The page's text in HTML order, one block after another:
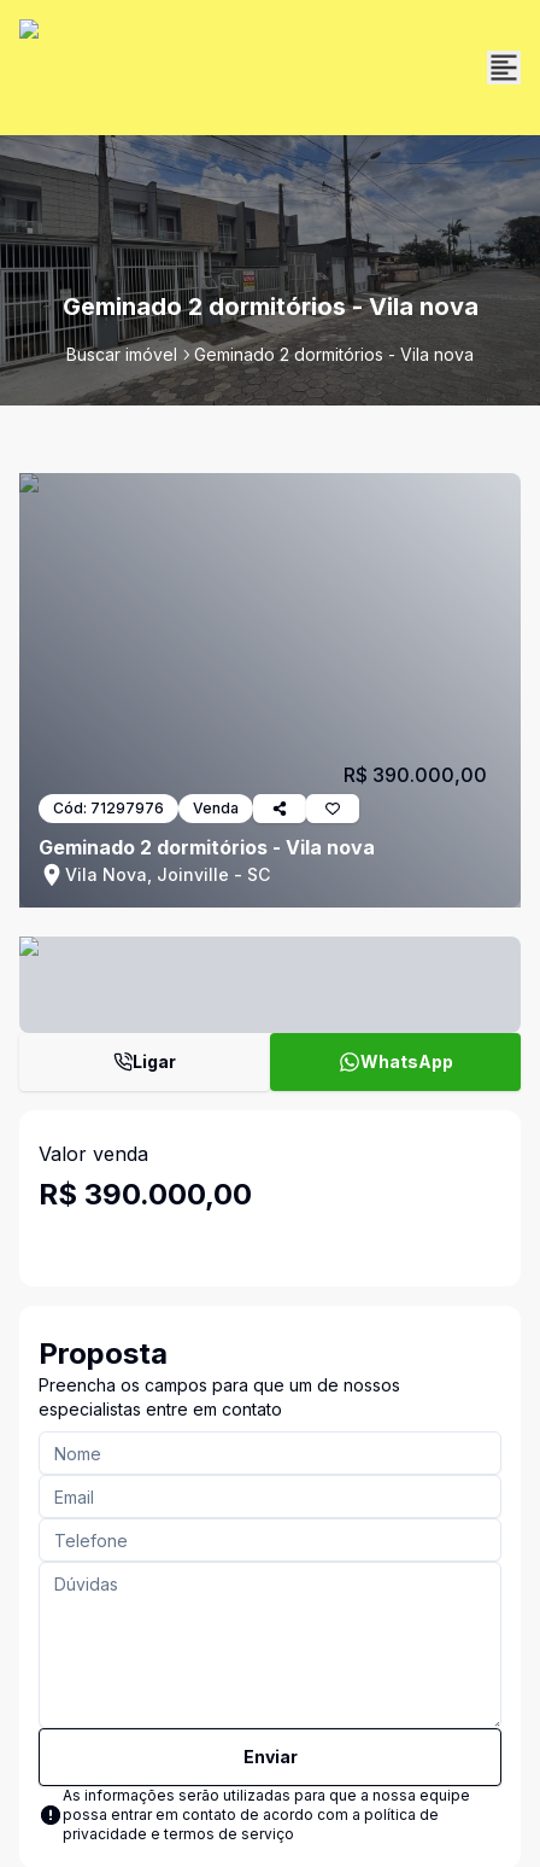
Geminado 2 dormitórios - Vila nova
Buscar imóvel Geminado 2 dormitórios - Vila nova
Cód: 71297976 Venda
Geminado 2 dormitórios - Vila nova
Vila Nova, Joinville - SC
R$ 390.000,00
Ligar WhatsApp
Valor venda
R$ 390.000,00
Proposta
Preencha os campos para que um de nossos
especialistas entre em contato
Enviar
As informações serão utilizadas para que a nossa equipe
possa entrar em contato de acordo com a política de
privacidade e termos de serviço